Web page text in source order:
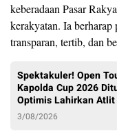
keberadaan Pasar
kerakyatan. Ia berharap
transparan, tertib, dan
Spektakuler! Open
Kapolda Cup 2026
Optimis Lahirkan
3/08/2026